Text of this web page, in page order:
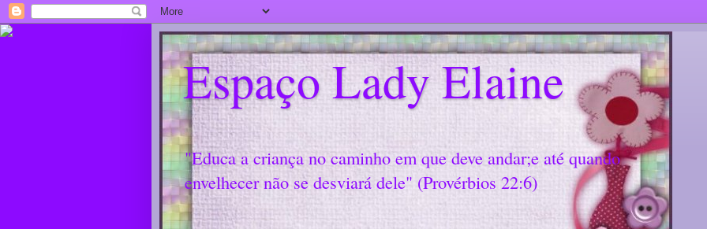
Espaço Lady Elaine
"Educa a criança no caminho em que deve andar;e até quando
envelhecer não se desviará dele" (Provérbios 22:6)